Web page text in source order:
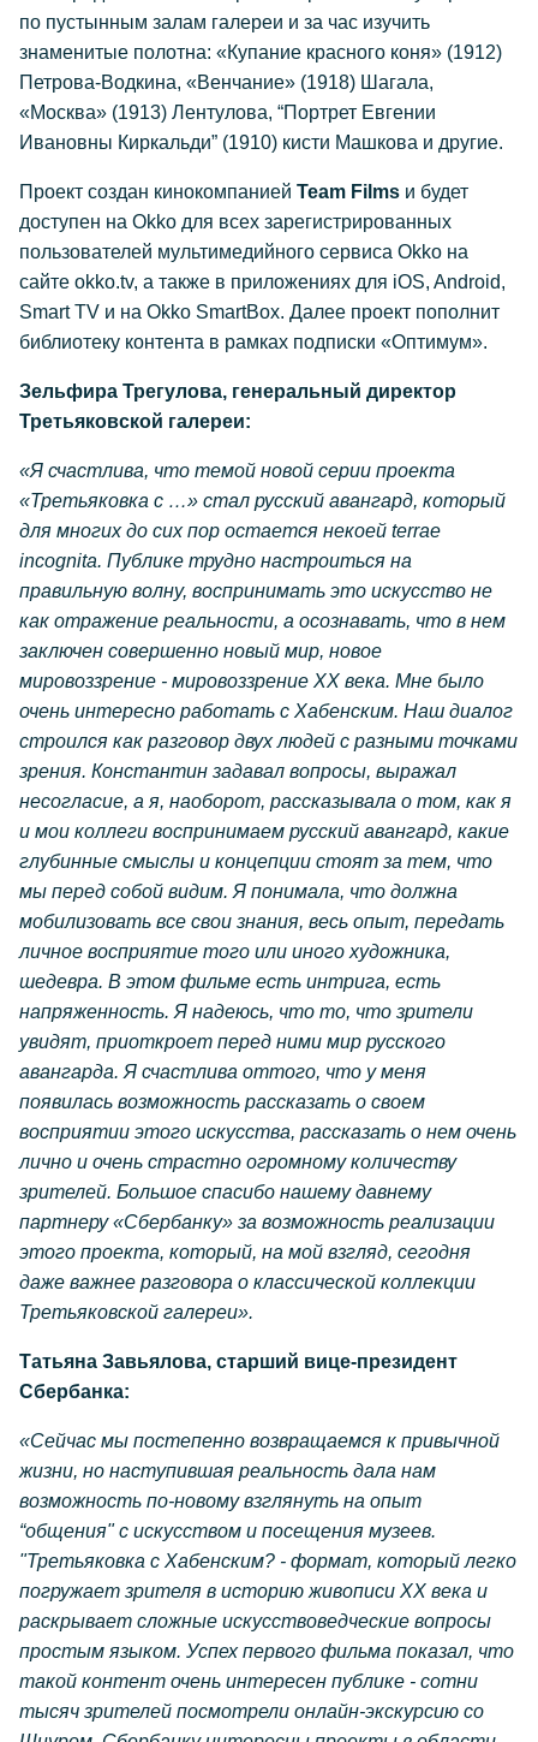
по пустынным залам галереи и за час изучить
знаменитые полотна: «Купание красного коня» (1912)
Петрова-Водкина, «Венчание» (1918) Шагала,
«Москва» (1913) Лентулова, “Портрет Евгении
Ивановны Киркальди” (1910) кисти Машкова и другие.
Проект создан кинокомпанией Team Films и будет
доступен на Okko для всех зарегистрированных
пользователей мультимедийного сервиса Okko на
сайте okko.tv, а также в приложениях для iOS, Android,
Smart TV и на Okko SmartBox. Далее проект пополнит
библиотеку контента в рамках подписки «Оптимум».
Зельфира Трегулова, генеральный директор
Третьяковской галереи:
«Я счастлива, что темой новой серии проекта
«Третьяковка с …» стал русский авангард, который
для многих до сих пор остается некоей terrae
incognita. Публике трудно настроиться на
правильную волну, воспринимать это искусство не
как отражение реальности, а осознавать, что в нем
заключен совершенно новый мир, новое
мировоззрение - мировоззрение ХХ века. Мне было
очень интересно работать с Хабенским. Наш диалог
строился как разговор двух людей с разными точками
зрения. Константин задавал вопросы, выражал
несогласие, а я, наоборот, рассказывала о том, как я
и мои коллеги воспринимаем русский авангард, какие
глубинные смыслы и концепции стоят за тем, что
мы перед собой видим. Я понимала, что должна
мобилизовать все свои знания, весь опыт, передать
личное восприятие того или иного художника,
шедевра. В этом фильме есть интрига, есть
напряженность. Я надеюсь, что то, что зрители
увидят, приоткроет перед ними мир русского
авангарда. Я счастлива оттого, что у меня
появилась возможность рассказать о своем
восприятии этого искусства, рассказать о нем очень
лично и очень страстно огромному количеству
зрителей. Большое спасибо нашему давнему
партнеру «Сбербанку» за возможность реализации
этого проекта, который, на мой взгляд, сегодня
даже важнее разговора о классической коллекции
Третьяковской галереи».
Татьяна Завьялова, старший вице-президент
Сбербанка:
«Сейчас мы постепенно возвращаемся к привычной
жизни, но наступившая реальность дала нам
возможность по-новому взглянуть на опыт
“общения" с искусством и посещения музеев.
"Третьяковка с Хабенским? - формат, который легко
погружает зрителя в историю живописи XX века и
раскрывает сложные искусствоведческие вопросы
простым языком. Успех первого фильма показал, что
такой контент очень интересен публике - сотни
тысяч зрителей посмотрели онлайн-экскурсию со